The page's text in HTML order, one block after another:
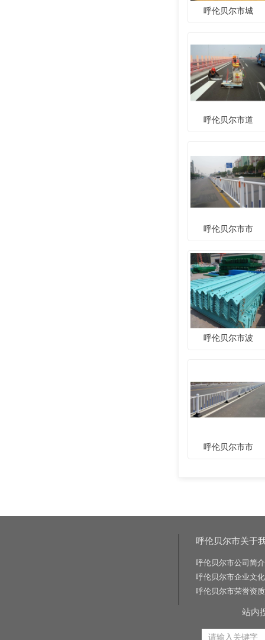
呼伦贝尔市城
呼伦贝尔市道
呼伦贝尔市市
呼伦贝尔市波
呼伦贝尔市市
呼伦贝尔市关于
呼伦贝尔市公司简介
呼伦贝尔市企业文化
呼伦贝尔市荣誉资质
站内